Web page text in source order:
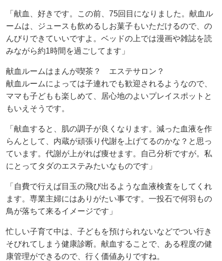
「献血、好きです。この前、75回目になりました。献血ル
ームは、ジュースも飲めるしお菓子もいただけるので、の
んびりできていいですよ。ベッドの上では漫画や雑誌を読
みながら約1時間を過ごしてます」
献血ルームはまんが喫茶？ エステサロン？
献血ルームによっては子連れでも歓迎されるようなので、
ママも子どもも楽しめて、居心地のよいプレイスポットと
もいえそうです。
「献血すると、肌の調子が良くなります。減った血液を作
らんとして、内蔵が頑張り代謝を上げてるのかな？と思っ
ています。代謝が上がれば痩せます。自己分析ですが。私
にとってタダのエステみたいなものです」
「自費で行えば目玉の飛び出るような血液検査をしてくれ
ます。専業主婦にはありがたい事です。一投石で何羽もの
鳥が落ちて来るイメージです」
忙しい子育て中は、子どもを預けられないなどでつい行き
そびれてしまう健康診断。献血することで、ある程度の健
康管理ができるので、行く価値ありですね。